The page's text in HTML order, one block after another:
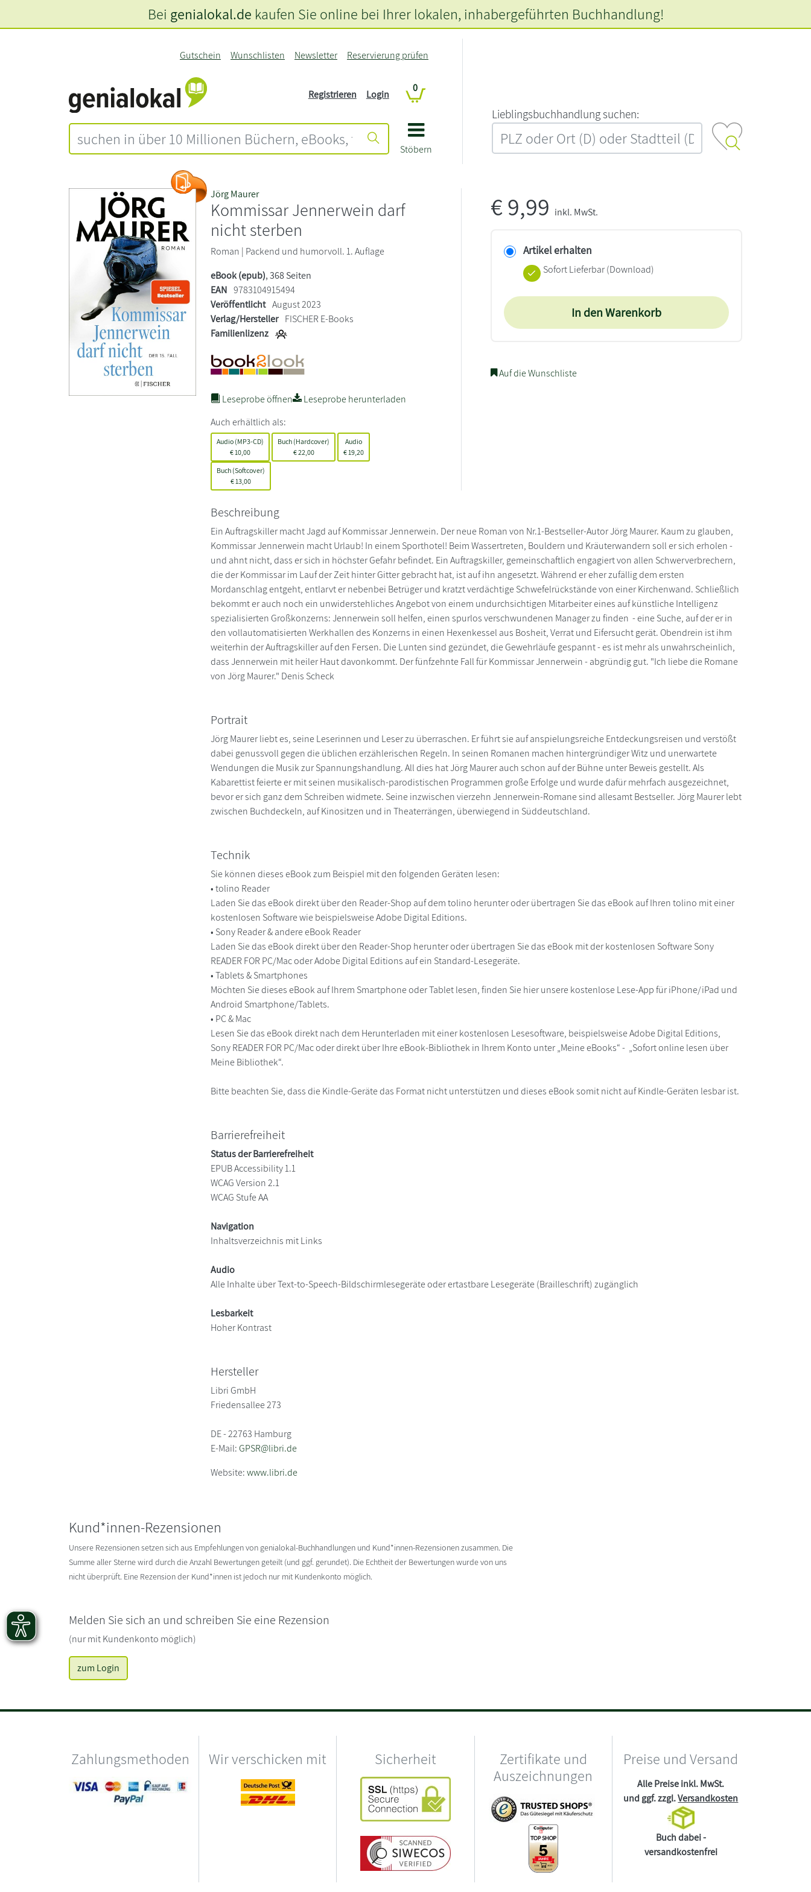
Stöbern
Gutschein Wunschlisten Newsletter Reservierung prüfen
Registrieren Login
0
L‍i‍e‍b‍l‍i‍n‍g‍s‍b‍u‍c‍h‍h‍a‍n‍d‍l‍u‍n‍g‍ ‍s‍u‍c‍h‍e‍n‍:‍
Bei genialokal.de kaufen Sie online bei Ihrer lokalen, inhabergeführten Buchhandlung!
Jörg Maurer
Kommissar Jennerwein darf
nicht sterben
Roman | Packend und humorvoll. 1. Auflage
eBook (epub), 368 Seiten
EAN 9783104915494
Veröffentlicht August 2023
Verlag/Hersteller FISCHER E-Books
Familienlizenz
Leseprobe öffnen
Leseprobe herunterladen
Auch erhältlich als:
Audio (MP3-CD)
€ 10,00
Buch (Hardcover)
€22,00
Audio
€ 19,20
Buch (Softcover)
€ 13,00
€9,99 inkl. MwSt.
Artikel erhalten
Sofort Lieferbar (Download)
In den Warenkorb
Auf die Wunschliste
Beschreibung
Ein Auftragskiller macht Jagd auf Kommissar Jennerwein. Der neue Roman von Nr.1-Bestseller-Autor Jörg Maurer. Kaum zu glauben,
Kommissar Jennerwein macht Urlaub! In einem Sporthotel! Beim Wassertreten, Bouldern und Kräuterwandern soll er sich erholen -
und ahnt nicht, dass er sich in höchster Gefahr befindet. Ein Auftragskiller, gemeinschaftlich engagiert von allen Schwerverbrechern,
die der Kommissar im Lauf der Zeit hinter Gitter gebracht hat, ist auf ihn angesetzt. Während er eher zufällig dem ersten
Mordanschlag entgeht, entlarvt er nebenbei Betrüger und kratzt verdächtige Schwefelrückstände von einer Kirchenwand. Schließlich
bekommt er auch noch ein unwiderstehliches Angebot von einem undurchsichtigen Mitarbeiter eines auf künstliche Intelligenz
spezialisierten Großkonzerns: Jennerwein soll helfen, einen spurlos verschwundenen Manager zu finden - eine Suche, auf der er in
den vollautomatisierten Werkhallen des Konzerns in einen Hexenkessel aus Bosheit, Verrat und Eifersucht gerät. Obendrein ist ihm
weiterhin der Auftragskiller auf den Fersen. Die Lunten sind gezündet, die Gewehrläufe gespannt - es ist mehr als unwahrscheinlich,
dass Jennerwein mit heiler Haut davonkommt. Der fünfzehnte Fall für Kommissar Jennerwein - abgründig gut. "Ich liebe die Romane
von Jörg Maurer." Denis Scheck
Portrait
Jörg Maurer liebt es, seine Leserinnen und Leser zu überraschen. Er führt sie auf anspielungsreiche Entdeckungsreisen und verstößt
dabei genussvoll gegen die üblichen erzählerischen Regeln. In seinen Romanen machen hintergründiger Witz und unerwartete
Wendungen die Musik zur Spannungshandlung. All dies hat Jörg Maurer auch schon auf der Bühne unter Beweis gestellt. Als
Kabarettist feierte er mit seinen musikalisch-parodistischen Programmen große Erfolge und wurde dafür mehrfach ausgezeichnet,
bevor er sich ganz dem Schreiben widmete. Seine inzwischen vierzehn Jennerwein-Romane sind allesamt Bestseller. Jörg Maurer lebt
zwischen Buchdeckeln, auf Kinositzen und in Theaterrängen, überwiegend in Süddeutschland.
Technik
Sie können dieses eBook zum Beispiel mit den folgenden Geräten lesen:
• tolino Reader
Laden Sie das eBook direkt über den Reader-Shop auf dem tolino herunter oder übertragen Sie das eBook auf Ihren tolino mit einer
kostenlosen Software wie beispielsweise Adobe Digital Editions.
• Sony Reader & andere eBook Reader
Laden Sie das eBook direkt über den Reader-Shop herunter oder übertragen Sie das eBook mit der kostenlosen Software Sony
READER FOR PC/Mac oder Adobe Digital Editions auf ein Standard-Lesegeräte.
• Tablets & Smartphones
Möchten Sie dieses eBook auf Ihrem Smartphone oder Tablet lesen, finden Sie hier unsere kostenlose Lese-App für iPhone/iPad und
Android Smartphone/Tablets.
• PC & Mac
Lesen Sie das eBook direkt nach dem Herunterladen mit einer kostenlosen Lesesoftware, beispielsweise Adobe Digital Editions,
Sony READER FOR PC/Mac oder direkt über Ihre eBook-Bibliothek in Ihrem Konto unter „Meine eBooks“ - „Sofort online lesen über
Meine Bibliothek“.
Bitte beachten Sie, dass die Kindle-Geräte das Format nicht unterstützen und dieses eBook somit nicht auf Kindle-Geräten lesbar ist.
Barrierefreiheit
Status der Barrierefreiheit
EPUB Accessibility 1.1
WCAG Version 2.1
WCAG Stufe AA
Navigation
Inhaltsverzeichnis mit Links
Audio
Alle Inhalte über Text-to-Speech-Bildschirmlesegeräte oder ertastbare Lesegeräte (Brailleschrift) zugänglich
Lesbarkeit
Hoher Kontrast
Hersteller
Libri GmbH
Friedensallee 273
DE - 22763 Hamburg
E-Mail:GPSR@libri.de
Website:www.libri.de
Kund*innen-Rezensionen
Unsere Rezensionen setzen sich aus Empfehlungen von genialokal-Buchhandlungen und Kund*innen-Rezensionen zusammen. Die
Summe aller Sterne wird durch die Anzahl Bewertungen geteilt (und ggf. gerundet). Die Echtheit der Bewertungen wurde von uns
nicht überprüft. Eine Rezension der Kund*innen ist jedoch nur mit Kundenkonto möglich.
Melden Sie sich an und schreiben Sie eine Rezension
(nur mit Kundenkonto möglich)
zum Login
Zahlungsmethoden Wir verschicken mit Sicherheit
Zertifikate und
Auszeichnungen
Preise und Versand
Alle Preise inkl. MwSt.
und ggf. zzgl.Versandkosten
Buch dabei -
versandkostenfrei